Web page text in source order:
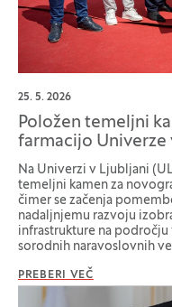
25. 5. 2026
Položen temeljni
farmacijo Univerze
Na Univerzi v Ljubljani
temeljni kamen za
čimer se začenja
nadaljnjemu razvoju
infrastrukture na
sorodnih naravoslovnih
PREBERI VEČ